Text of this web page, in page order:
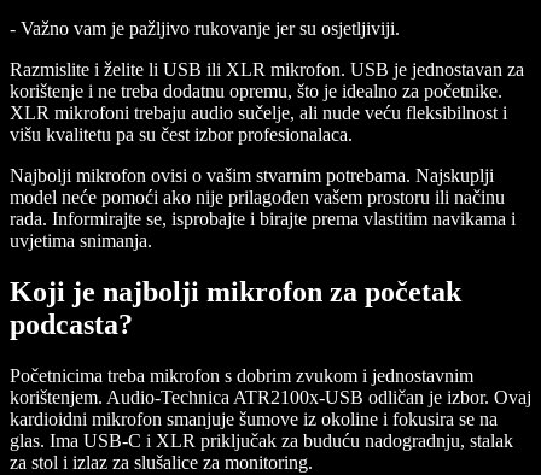
- Važno vam je pažljivo rukovanje jer su osjetljiviji.
Razmislite i želite li USB ili XLR mikrofon. USB je jednostavan za
korištenje i ne treba dodatnu opremu, što je idealno za početnike.
XLR mikrofoni trebaju audio sučelje, ali nude veću fleksibilnost i
višu kvalitetu pa su čest izbor profesionalaca.
Najbolji mikrofon ovisi o vašim stvarnim potrebama. Najskuplji
model neće pomoći ako nije prilagođen vašem prostoru ili načinu
rada. Informirajte se, isprobajte i birajte prema vlastitim navikama i
uvjetima snimanja.
Koji je najbolji mikrofon za početak
podcasta?
Početnicima treba mikrofon s dobrim zvukom i jednostavnim
korištenjem. Audio-Technica ATR2100x-USB odličan je izbor. Ovaj
kardioidni mikrofon smanjuje šumove iz okoline i fokusira se na
glas. Ima USB-C i XLR priključak za buduću nadogradnju, stalak
za stol i izlaz za slušalice za monitoring.